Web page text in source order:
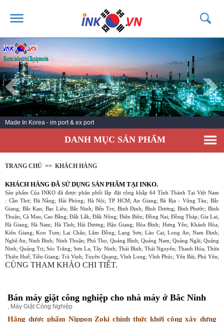
TRANG CHỦ
GIỚI THIỆU
SẢN PHẨM
DỊCH VỤ
TIN TỨC
KHÁCH HÀNG
Made In Korea - im port & ex port
DANH MỤC SẢN PHẨM
TRANG CHỦ >> KHÁCH HÀNG
KHÁCH HÀNG ĐÃ SỬ DỤNG SẢN PHẨM TẠI INKO.
Sản phẩm Của INKO đã được phân phối lắp đặt rộng khắp 64 Tỉnh Thành Tại Việt Nam
: Cần Thơ; Đà Nẵng; Hải Phòng; Hà Nội; TP HCM; An Giang; Bà Rịa - Vũng Tàu; Bắc
Giang; Bắc Kạn; Bạc Liêu; Bắc Ninh; Bến Tre; Bình Định; Bình Dương; Bình Phước; Bình
Thuận; Cà Mau; Cao Bằng; Đắk Lắk; Đắk Nông; Điện Biên; Đồng Nai; Đồng Tháp; Gia Lai;
Hà Giang; Hà Nam; Hà Tĩnh; Hải Dương; Hậu Giang; Hòa Bình; Hưng Yên; Khánh Hòa;
Kiên Giang; Kon Tum; Lai Châu; Lâm Đồng; Lạng Sơn; Lào Cai; Long An; Nam Định;
Nghệ An; Ninh Bình; Ninh Thuận; Phú Thọ; Quảng Bình; Quảng Nam; Quảng Ngãi; Quảng
Ninh; Quảng Trị; Sóc Trăng; Sơn La; Tây Ninh; Thái Bình; Thái Nguyên; Thanh Hóa; Thừa
Thiên Huế; Tiền Giang; Trà Vinh; Tuyên Quang; Vĩnh Long; Vĩnh Phúc; Yên Bái; Phú Yên;
CÙNG THAM KHẢO CHI TIẾT.
Bán máy giặt công nghiệp cho nhà máy ở Bắc Ninh
Máy Giặt Công Nghiệp
Hãng dược phẩm Nippon Zoki chính thức khởi công xây dựng